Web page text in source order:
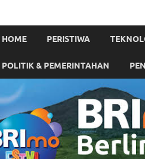
HOME PERISTIWA
POLITIK & PEMERINTAHAN